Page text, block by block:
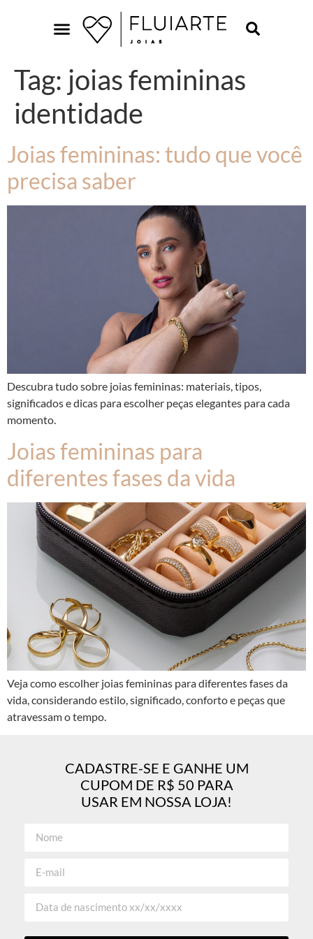
Tag: joias femininas
identidade
Joias femininas: tudo que você
precisa saber
Descubra tudo sobre joias femininas: materiais, tipos,
significados e dicas para escolher peças elegantes para cada
momento.
Joias femininas para
diferentes fases da vida
Veja como escolher joias femininas para diferentes fases da
vida, considerando estilo, significado, conforto e peças que
atravessam o tempo.
CADASTRE-SE E GANHE UM
CUPOM DE R$ 50 PARA
USAR EM NOSSA LOJA!